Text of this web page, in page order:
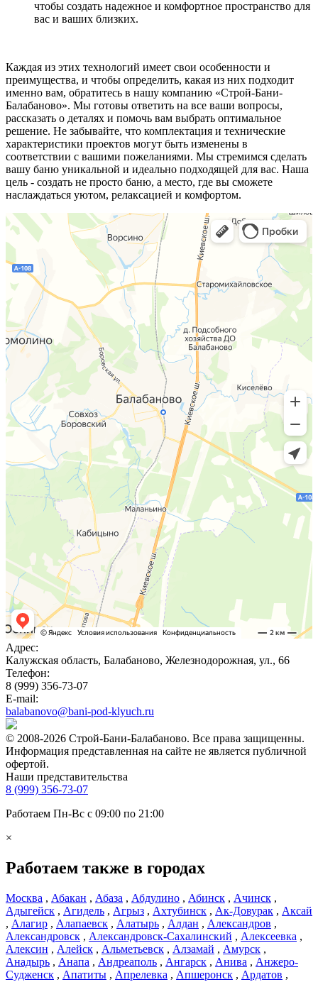
чтобы создать надежное и комфортное пространство для
вас и ваших близких.
Каждая из этих технологий имеет свои особенности и
преимущества, и чтобы определить, какая из них подходит
именно вам, обратитесь в нашу компанию «Строй-Бани-
Балабаново». Мы готовы ответить на все ваши вопросы,
рассказать о деталях и помочь вам выбрать оптимальное
решение. Не забывайте, что комплектация и технические
характеристики проектов могут быть изменены в
соответствии с вашими пожеланиями. Мы стремимся сделать
вашу баню уникальной и идеально подходящей для вас. Наша
цель - создать не просто баню, а место, где вы сможете
наслаждаться уютом, релаксацией и комфортом.
Адрес:
Калужская область, Балабаново, Железнодорожная, ул., 66
Телефон:
8 (999) 356-73-07
E-mail:
balabanovo@bani-pod-klyuch.ru
© 2008-2026 Строй-Бани-Балабаново. Все права защищенны.
Информация представленная на сайте не является публичной
офертой.
Наши представительства
8 (999) 356-73-07
Работаем Пн-Вс с 09:00 по 21:00
×
Работаем также в городах
Москва , Абакан , Абаза , Абдулино , Абинск , Ачинск ,
Адыгейск , Агидель , Агрыз , Ахтубинск , Ак-Довурак , Аксай
, Алагир , Алапаевск , Алатырь , Алдан , Александров ,
Александровск , Александровск-Сахалинский , Алексеевка ,
Алексин , Алейск , Альметьевск , Алзамай , Амурск ,
Анадырь , Анапа , Андреаполь , Ангарск , Анива , Анжеро-
Судженск , Апатиты , Апрелевка , Апшеронск , Ардатов ,